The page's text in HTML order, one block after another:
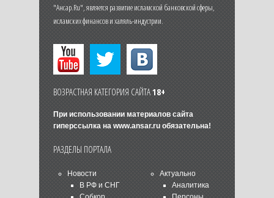
"Ансар.Ru", является развитие исламской банковской сферы,
исламских финансов и халяль-индустрии.
ВОЗРАСТНАЯ КАТЕГОРИЯ САЙТА18+
При использовании материалов сайта
гиперссылка на www.ansar.ruобязательна!
РАЗДЕЛЫ ПОРТАЛА
Новости
В РФ и СНГ
Актуально
Аналитика